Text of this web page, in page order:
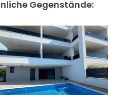
Gegenstände: